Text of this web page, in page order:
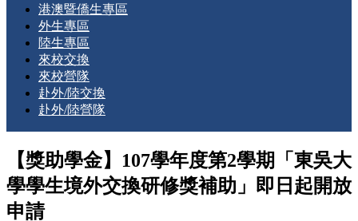
港澳暨僑生專區
外生專區
陸生專區
來校交換
來校營隊
赴外/陸交換
赴外/陸營隊
【獎助學金】107學年度第2學期「東吳大
學學生境外交換研修獎補助」即日起開放
申請